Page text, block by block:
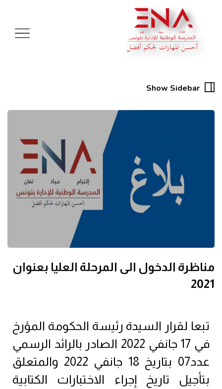
Show Sidebar
مناظرة الدخول الى المرحلة العليا بعنوان
2021
تبعا لقرار السيدة رئيسة الحكومة المؤرخ
في 17 جانفي 2022 الصادر بالرائد الرسمي
عدد07 بتاريخ 18 جانفي 2022 والمتعلق
بتأجيل تاريخ إجراء الاختبارات الكتابية